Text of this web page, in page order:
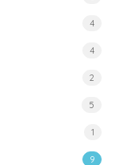
4
4
2
5
1
9